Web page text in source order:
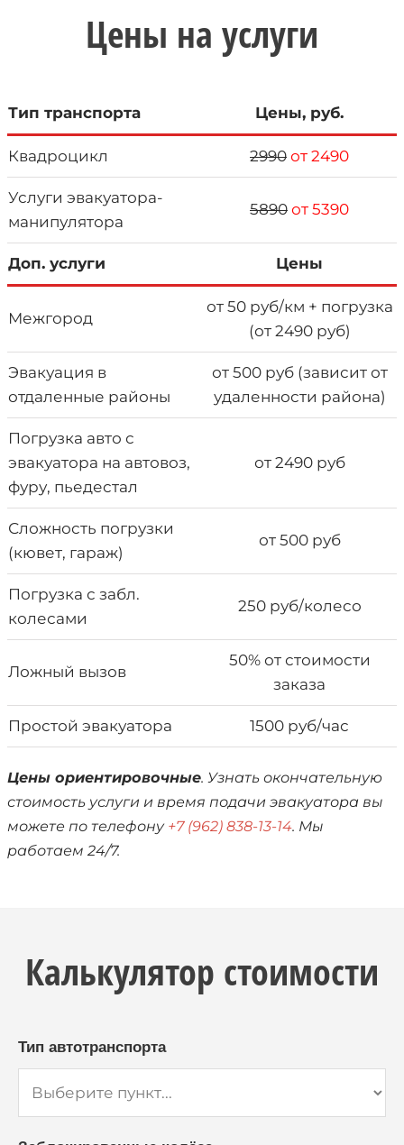
Цены на услуги
Тип транспорта Цены, руб.
Квадроцикл 2990 от 2490
Услуги эвакуатора-
манипулятора
5890 от 5390
Доп. услуги Цены
Межгород
от 50 руб/км + погрузка
(от 2490 руб)
Эвакуация в
отдаленные районы
от 500 руб (зависит от
удаленности района)
Погрузка авто с
эвакуатора на автовоз,
фуру, пьедестал
от 2490 руб
Сложность погрузки
(кювет, гараж)
от 500 руб
Погрузка с забл.
колесами
250 руб/колесо
Ложный вызов
50% от стоимости
заказа
Простой эвакуатора 1500 руб/час
Цены ориентировочные. Узнать окончательную
стоимость услуги и время подачи эвакуатора вы
можете по телефону +7 (962) 838-13-14. Мы
работаем 24/7.
Калькулятор стоимости
Тип автотранспорта